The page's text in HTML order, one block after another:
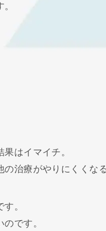
はイマイチ。
治療がやりにくくな
。
です。